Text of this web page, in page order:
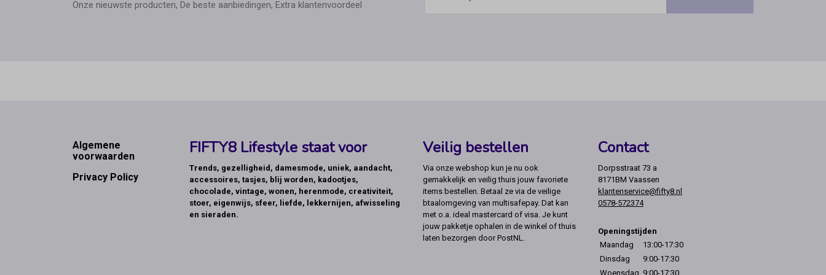
Onze nieuwste producten, De beste aanbiedingen, Extra klantenvoordeel
Footer
Algemene
voorwaarden
Privacy Policy
FIFTY8 Lifestyle staat voor
Trends, gezelligheid, damesmode, uniek, aandacht,
accessoires, tasjes, blij worden, kadootjes,
chocolade, vintage, wonen, herenmode, creativiteit,
stoer, eigenwijs, sfeer, liefde, lekkernijen, afwisseling
en sieraden.
Veilig bestellen
Via onze webshop kun je nu ook
gemakkelijk en veilig thuis jouw favoriete
items bestellen. Betaal ze via de veilige
btaalomgeving van multisafepay. Dat kan
met o.a. ideal mastercard of visa. Je kunt
jouw pakketje ophalen in de winkel of thuis
laten bezorgen door PostNL.
Contact
Dorpsstraat 73 a
8171BM Vaassen
klantenservice@fifty8.nl
0578-572374
Openingstijden
Maandag
13:00-17:30
Dinsdag
9:00-17:30
Woensdag 9:00-17:30